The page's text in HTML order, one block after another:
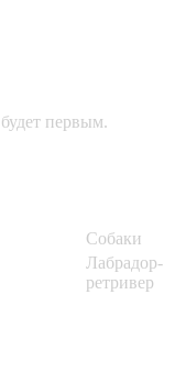
первым.
Собаки
Лабрадор-
ретривер